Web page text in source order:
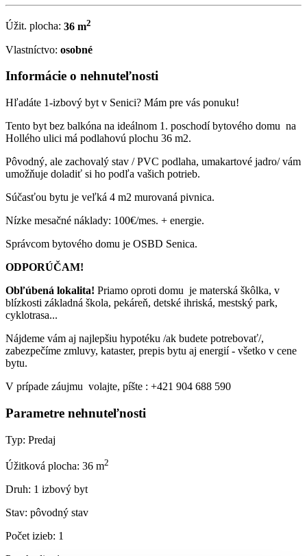
Úžit. plocha: 36 m2
Vlastníctvo: osobné
Informácie o nehnuteľnosti
Hľadáte 1-izbový byt v Senici? Mám pre vás ponuku!
Tento byt bez balkóna na ideálnom 1. poschodí bytového domu na
Hollého ulici má podlahovú plochu 36 m2.
Pôvodný, ale zachovalý stav / PVC podlaha, umakartové jadro/ vám
umožňuje doladiť si ho podľa vašich potrieb.
Súčasťou bytu je veľká 4 m2 murovaná pivnica.
Nízke mesačné náklady: 100€/mes. + energie.
Správcom bytového domu je OSBD Senica.
ODPORÚČAM!
Obľúbená lokalita! Priamo oproti domu je materská škôlka, v
blízkosti základná škola, pekáreň, detské ihriská, mestský park,
cyklotrasa...
Nájdeme vám aj najlepšiu hypotéku /ak budete potrebovať/,
zabezpečíme zmluvy, kataster, prepis bytu aj energií - všetko v cene
bytu.
V prípade záujmu volajte, píšte : +421 904 688 590
Parametre nehnuteľnosti
Typ: Predaj
Úžitková plocha: 36 m2
Druh: 1 izbový byt
Stav: pôvodný stav
Počet izieb: 1